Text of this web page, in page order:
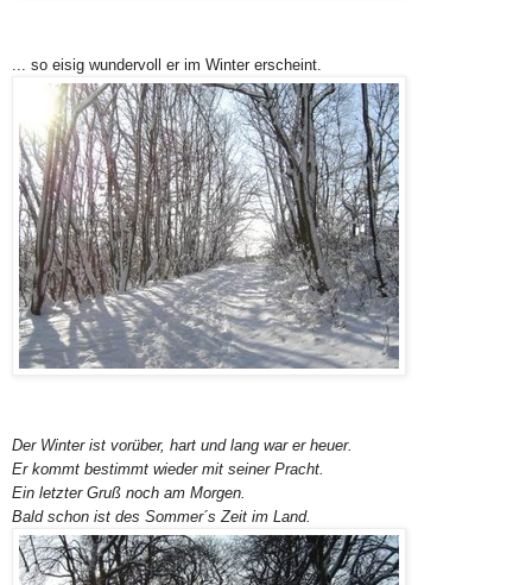
... so eisig wundervoll er im Winter erscheint.
Der Winter ist vorüber, hart und lang war er heuer.
Er kommt bestimmt wieder mit seiner Pracht.
Ein letzter Gruß noch am Morgen.
Bald schon ist des Sommer´s Zeit im Land.